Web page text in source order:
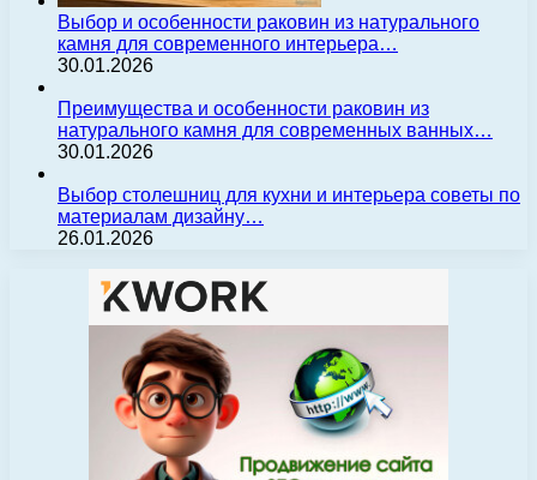
Выбор и особенности раковин из натурального
камня для современного интерьера…
30.01.2026
Преимущества и особенности раковин из
натурального камня для современных ванных…
30.01.2026
Выбор столешниц для кухни и интерьера советы по
материалам дизайну…
26.01.2026